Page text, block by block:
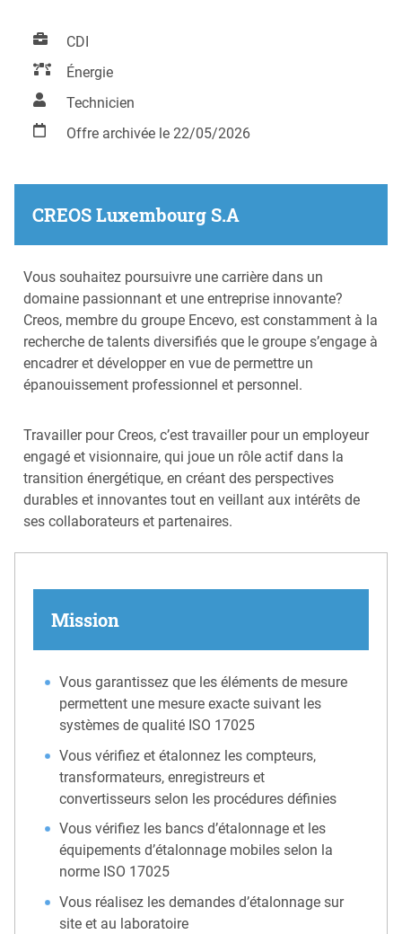
CDI
Énergie
Technicien
Offre archivée le 22/05/2026
CREOS Luxembourg S.A
Vous souhaitez poursuivre une carrière dans un
domaine passionnant et une entreprise innovante?
Creos, membre du groupe Encevo, est constamment à la
recherche de talents diversifiés que le groupe s’engage à
encadrer et développer en vue de permettre un
épanouissement professionnel et personnel.
Travailler pour Creos, c’est travailler pour un employeur
engagé et visionnaire, qui joue un rôle actif dans la
transition énergétique, en créant des perspectives
durables et innovantes tout en veillant aux intérêts de
ses collaborateurs et partenaires.
Mission
Vous garantissez que les éléments de mesure
permettent une mesure exacte suivant les
systèmes de qualité ISO 17025
Vous vérifiez et étalonnez les compteurs,
transformateurs, enregistreurs et
convertisseurs selon les procédures définies
Vous vérifiez les bancs d’étalonnage et les
équipements d’étalonnage mobiles selon la
norme ISO 17025
Vous réalisez les demandes d’étalonnage sur
site et au laboratoire